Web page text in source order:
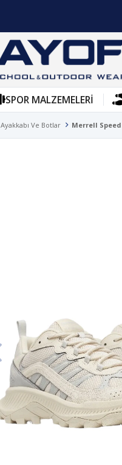
SPOR MALZEMELERI
Ayakkabı Ve Botlar Merrell